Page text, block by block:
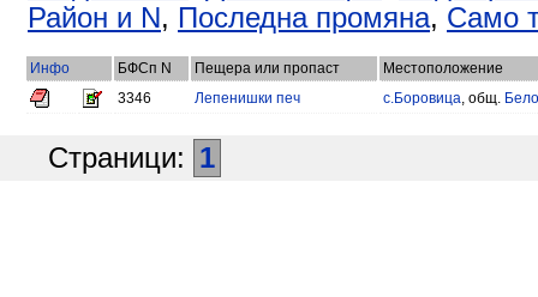
Район и N, Последна промяна, Само
Инфо БФСп N Пещера или пропаст
Местоположение
3346
Лепенишки печ с.Боровица, общ.
Страници: 1